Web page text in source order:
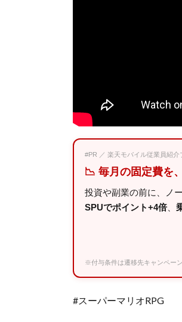
#PR ／ 楽天モバイル従業員紹介
📉 毎月の固定費を
投資や副業の前に、ノ
SPUでポイント+4倍
※付与条件は遷移先キャンペー
#スーパーマリオRPG